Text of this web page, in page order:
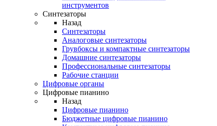
инструментов
Синтезаторы
Назад
Синтезаторы
Аналоговые синтезаторы
Грувбоксы и компактные синтезаторы
Домашние синтезаторы
Профессиональные синтезаторы
Рабочие станции
Цифровые органы
Цифровые пианино
Назад
Цифровые пианино
Бюджетные цифровые пианино